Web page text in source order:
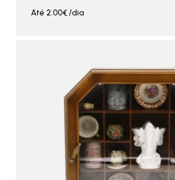
Até 2.00€/dia